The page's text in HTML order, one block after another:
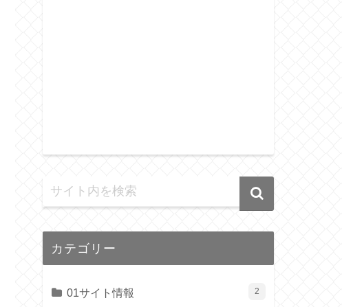
カテゴリー
01サイト情報 2